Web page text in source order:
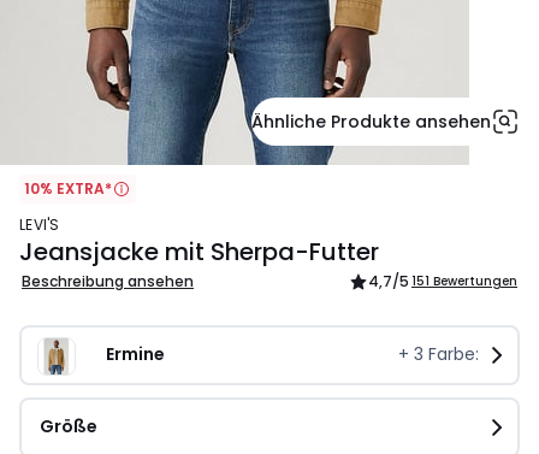
Ähnliche Produkte ansehen
10% EXTRA*
LEVI'S
Jeansjacke mit Sherpa-Futter
Beschreibung ansehen 4,7/5 151 Bewertungen
Ermine + 3 Farbe:
Größe